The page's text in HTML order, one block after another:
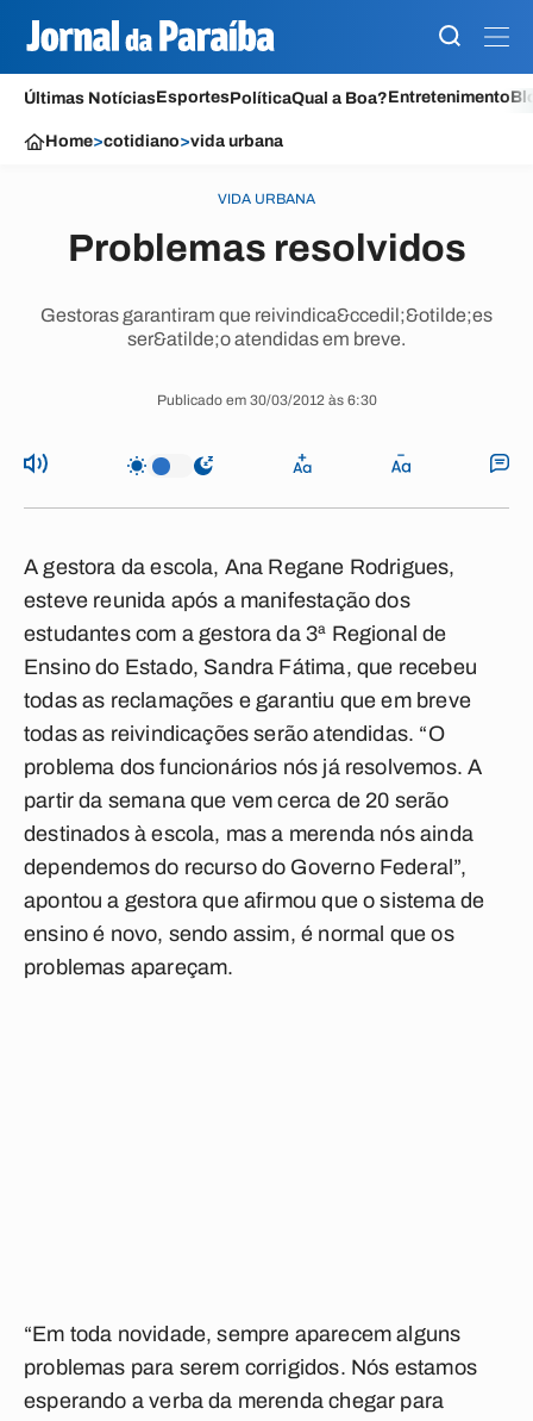
Últimas NotíciasEsportesPolíticaQual a Boa?Entretenimento
Home>cotidiano>vida urbana
VIDA URBANA
Problemas resolvidos
Gestoras garantiram que reivindica&ccedil;&otilde;es
ser&atilde;o atendidas em breve.
Publicado em 30/03/2012 às 6:30
A gestora da escola, Ana Regane Rodrigues,
esteve reunida após a manifestação dos
estudantes com a gestora da 3ª Regional de
Ensino do Estado, Sandra Fátima, que recebeu
todas as reclamações e garantiu que em breve
todas as reivindicações serão atendidas. “O
problema dos funcionários nós já resolvemos. A
partir da semana que vem cerca de 20 serão
destinados à escola, mas a merenda nós ainda
dependemos do recurso do Governo Federal”,
apontou a gestora que afirmou que o sistema de
ensino é novo, sendo assim, é normal que os
problemas apareçam.
“Em toda novidade, sempre aparecem alguns
problemas para serem corrigidos. Nós estamos
esperando a verba da merenda chegar para